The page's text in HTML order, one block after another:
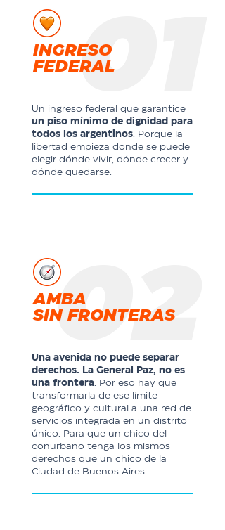
01
INGRESO
FEDERAL
Un ingreso federal que garantice
un piso mínimo de dignidad para
todos los argentinos. Porque la
libertad empieza donde se puede
elegir dónde vivir, dónde crecer y
dónde quedarse.
02
AMBA
SIN FRONTERAS
Una avenida no puede separar
derechos. La General Paz, no es
una frontera. Por eso hay que
transformarla de ese límite
geográfico y cultural a una red de
servicios integrada en un distrito
único. Para que un chico del
conurbano tenga los mismos
derechos que un chico de la
Ciudad de Buenos Aires.